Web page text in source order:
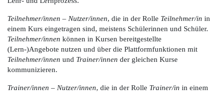
Teilnehmer/innen – Nutzer/innen, die in der Rolle Teilnehmer/in in
einem Kurs eingetragen sind, meistens Schülerinnen und Schüler.
Teilnehmer/innen können in Kursen bereitgestellte
(Lern-)Angebote nutzen und über die Plattformfunktionen mit
Teilnehmer/innen und Trainer/innen der gleichen Kurse
kommunizieren.
Trainer/innen – Nutzer/innen, die in der Rolle Trainer/in in einem